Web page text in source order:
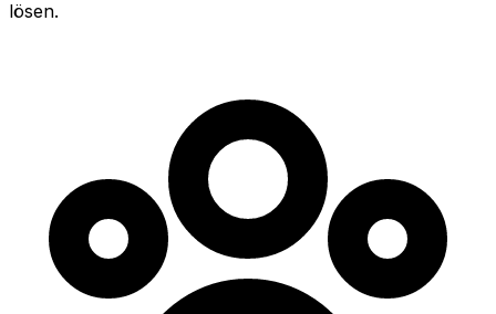
lösen.